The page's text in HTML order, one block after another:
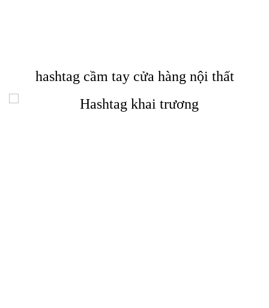
hashtag cầm tay cửa hàng nội thất